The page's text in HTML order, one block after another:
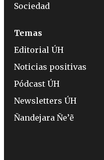
Sociedad
Temas
Editorial ÚH
Noticias positivas
Pódcast ÚH
Newsletters ÚH
Ñandejara Ñe’ẽ